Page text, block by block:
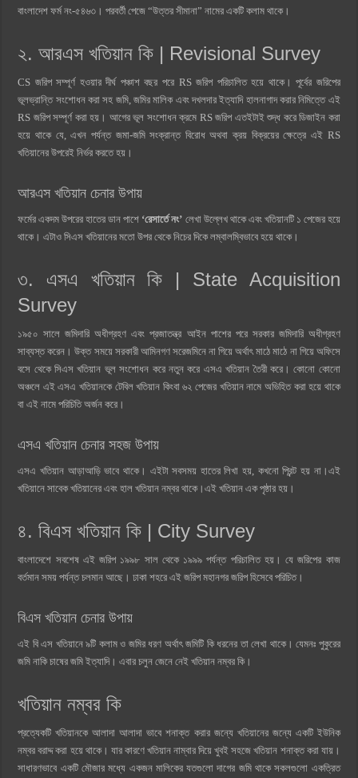
বাংলাদেশ ফর্ম নং-৫৪৬৩। পরবর্তী পেজে “উত্তর সীমানা” নামের একটি কলাম থাকে।
২. আরএস খতিয়ান কি | Revisional Survey
CS জরিপ সম্পূর্ণ হওয়ার দীর্ঘ পঞ্চাশ বছর পরে RS জরিপ পরিচালিত হয়ে থাকে। পূর্বের জরিপের
ভূলভ্রান্তি সংশোধন করা সহ জমি, জমির মালিক এবং দখলদার ইত্যাদি হালনাগাদ করার নিমিত্তে এই
RS জরিপ সম্পূর্ণ করা হয়। আগের ভূল সংশোধন ক্রমে RS জরিপ এতইটাই শুদ্ধ করে ডিজাইন করা
হয়ে থাকে যে, এখন পর্যন্ত জমা-জমি সংক্রান্ত বিরোধ অথবা ক্রয় বিক্রয়ের ক্ষেত্রে এই RS
খতিয়ানের উপরেই নির্ভর করতে হয়।
আরএস খতিয়ান চেনার উপায়
ফর্মের একদম উপরের হাতের ডান পাশে ‘রেসার্তে নং’ লেখা উল্লেখ থাকে এবং খতিয়ানটি ১ পেজের হয়ে
থাকে। এটাও সিএস খতিয়ানের মতো উপর থেকে নিচের দিকে লম্বালম্বিভাবে হয়ে থাকে।
৩. এসএ খতিয়ান কি | State Acquisition
Survey
১৯৫০ সালে জমিদারি অধীগ্রহণ এবং প্রজাতন্ত্র আইন পাশের পরে সরকার জমিদারি অধীগ্রহণ
সাব্যস্ত করেন। উক্ত সময়ে সরকারী আমিনগণ সরেজমিনে না গিয়ে অর্থাৎ মাঠে মাঠে না গিয়ে অফিসে
বসে থেকে সিএস খতিয়ান ভূল সংশোধন করে নতুন করে এসএ খতিয়ান তৈরী করে। কোনো কোনো
অঞ্চলে এই এসএ খতিয়ানকে টেবিল খতিয়ান কিংবা ৬২ পেজের খতিয়ান নামে অভিহিত করা হয়ে থাকে
বা এই নামে পরিচিতি অর্জন করে।
এসএ খতিয়ান চেনার সহজ উপায়
এসএ খতিয়ান আড়াআড়ি ভাবে থাকে। এইটা সবসময় হাতের লিখা হয়, কখনো প্রিন্ট হয় না।এই
খতিয়ানে সাবেক খতিয়ানের এবং হাল খতিয়ান নম্বর থাকে।এই খতিয়ান এক পৃষ্ঠার হয়।
৪. বিএস খতিয়ান কি | City Survey
বাংলাদেশে সবশেষ এই জরিপ ১৯৯৮ সাল থেকে ১৯৯৯ পর্যন্ত পরিচালিত হয়। যে জরিপের কাজ
বর্তমান সময় পর্যন্ত চলমান আছে। ঢাকা শহরে এই জরিপ মহানগর জরিপ হিসেবে পরিচিত।
বিএস খতিয়ান চেনার উপায়
এই বি এস খতিয়ানে ৯টি কলাম ও জমির ধরণ অর্থাৎ জমিটি কি ধরনের তা লেখা থাকে। যেমনঃ পুকুরের
জমি নাকি চাষের জমি ইত্যাদি। এবার চলুন জেনে নেই খতিয়ান নম্বর কি।
খতিয়ান নম্বর কি
প্রত্যেকটি খতিয়ানকে আলাদা আলাদা ভাবে শনাক্ত করার জন্যে খতিয়ানের জন্যে একটি ইউনিক
নম্বর বরাদ্দ করা হয়ে থাকে। যার কারণে খতিয়ান নাম্বার দিয়ে খুবই সহজে খতিয়ান শনাক্ত করা যায়।
সাধারণভাবে একটি মৌজার মধ্যে একজন মালিকের যতগুলো দাগের জমি থাকে সকলগুলো একত্রিত